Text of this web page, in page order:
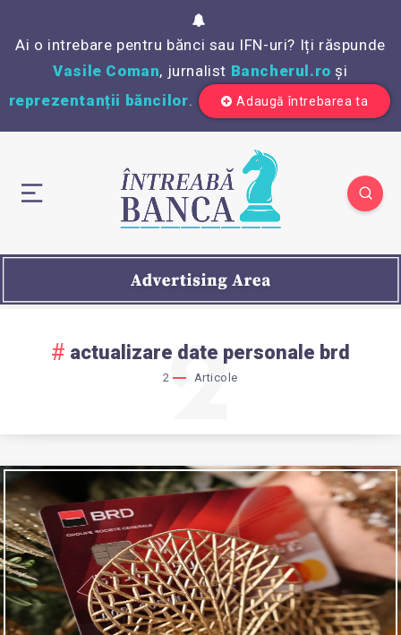
Ai o intrebare pentru bănci sau IFN-uri? Iți răspunde
Vasile Coman, jurnalist Bancherul.ro și
reprezentanții băncilor. Adaugă întrebarea ta
actualizare date personale brd
2 Articole
2